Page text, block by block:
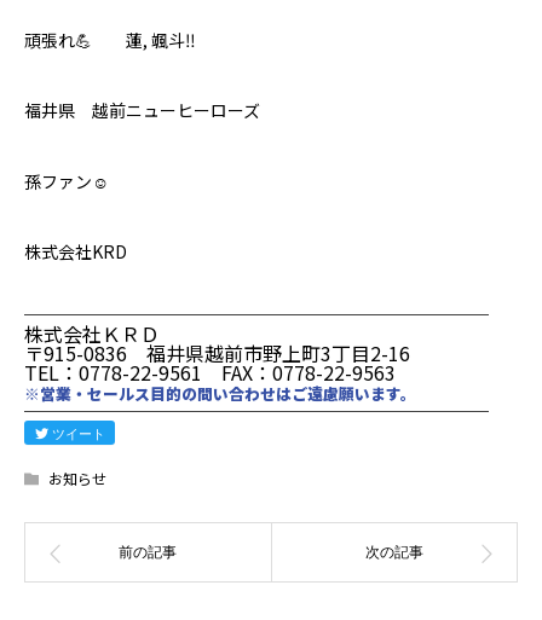
頑張れ💪 蓮, 颯斗‼️
福井県 越前ニューヒーローズ
孫ファン☺️
株式会社KRD
────────────────────────
株式会社ＫＲＤ
〒915-0836 福井県越前市野上町3丁目2-16
TEL：0778-22-9561 FAX：0778-22-9563
※営業・セールス目的の問い合わせはご遠慮願います。
────────────────────────
ツイート
お知らせ